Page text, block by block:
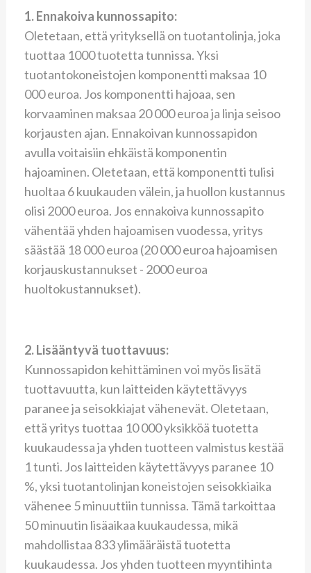
1. Ennakoiva kunnossapito:
Oletetaan, että yrityksellä on tuotantolinja, joka
tuottaa 1000 tuotetta tunnissa. Yksi
tuotantokoneistojen komponentti maksaa 10
000 euroa. Jos komponentti hajoaa, sen
korvaaminen maksaa 20 000 euroa ja linja seisoo
korjausten ajan. Ennakoivan kunnossapidon
avulla voitaisiin ehkäistä komponentin
hajoaminen. Oletetaan, että komponentti tulisi
huoltaa 6 kuukauden välein, ja huollon kustannus
olisi 2000 euroa. Jos ennakoiva kunnossapito
vähentää yhden hajoamisen vuodessa, yritys
säästää 18 000 euroa (20 000 euroa hajoamisen
korjauskustannukset - 2000 euroa
huoltokustannukset).
2. Lisääntyvä tuottavuus:
Kunnossapidon kehittäminen voi myös lisätä
tuottavuutta, kun laitteiden käytettävyys
paranee ja seisokkiajat vähenevät. Oletetaan,
että yritys tuottaa 10 000 yksikköä tuotetta
kuukaudessa ja yhden tuotteen valmistus kestää
1 tunti. Jos laitteiden käytettävyys paranee 10
%, yksi tuotantolinjan koneistojen seisokkiaika
vähenee 5 minuuttiin tunnissa. Tämä tarkoittaa
50 minuutin lisäaikaa kuukaudessa, mikä
mahdollistaa 833 ylimääräistä tuotetta
kuukaudessa. Jos yhden tuotteen myyntihinta